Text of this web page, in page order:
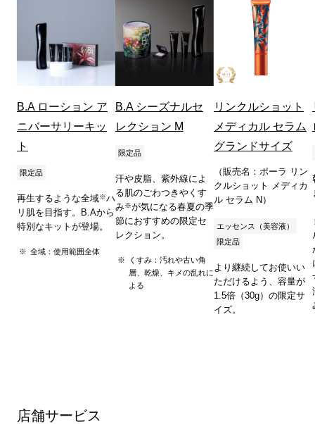
B.A ローション ア
ニバーサリーキッ
ト
限定品
再生するような全域※ハ
リ肌を目指す。B.Aから
特別なキットが登場。
全域：使用範囲全体
B.A シーズナルセ
レクション M
限定品
汗や皮脂、紫外線によ
る肌のごわつきやくす
み※が気になる春夏の季
節におすすめの限定セ
レクション。
くすみ：汚れや古い角
層、乾燥、キメの乱れに
よる
リンクルショット
メディカル セラム
グランドサイズ
（販売名：ポーラ リン
クルショット メディカ
ル セラム N）
エッセンス（美容液）
限定品
より継続してお使いい
ただけるよう、容量が
1.5倍（30g）の限定サ
イズ。
店舗サービス